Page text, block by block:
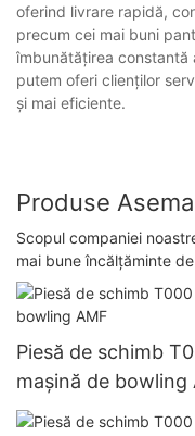
oferind livrare rapidă,
precum cei mai buni
îmbunătățirea
putem oferi clienților
și mai eficiente.
Produse
Scopul companiei
mai bune încălțăminte
Piesă de schimb
mașină de bowling